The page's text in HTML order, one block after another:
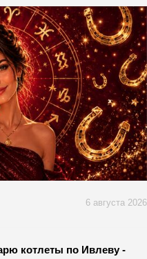
6 августа 2026
котлеты по Ивлеву -